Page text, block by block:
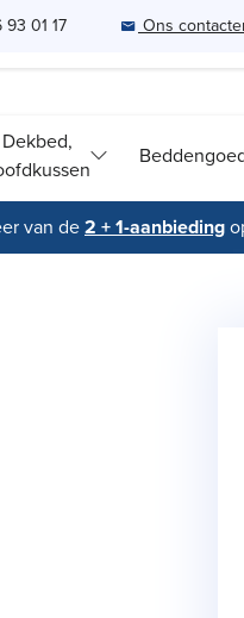
01 17 Ons
Dekbed,
van de2 + 1-aanbieding